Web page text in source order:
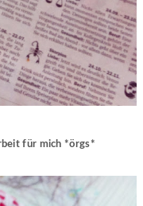
für mich *örgs*